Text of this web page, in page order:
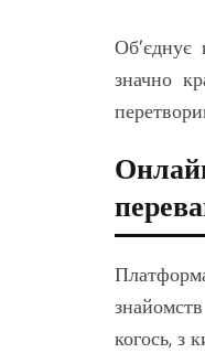
Об’єднує
значно
когось, з